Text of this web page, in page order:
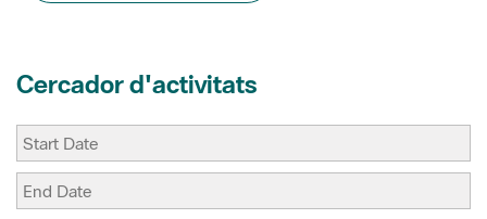
Cercador d'activitats